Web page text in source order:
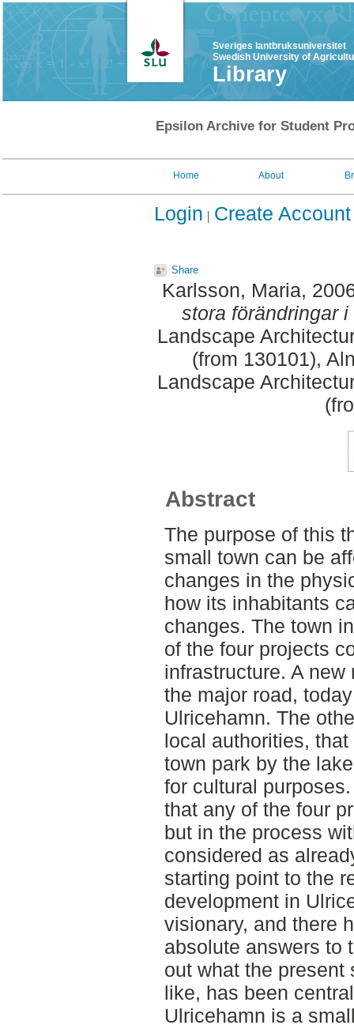
Sveriges lantbruksuniversitet
Swedish University of
Library
Epsilon Archive for Student
Home About
Login Create Account
Share
Karlsson, Maria,
stora förändringar
Landscape
(from 130101),
Landscape
Abstract
The purpose of this
small town can be
changes in the
how its inhabitants
changes. The town
of the four projects
infrastructure. A
the major road,
Ulricehamn. The
local authorities,
town park by the
for cultural
that any of the four
but in the process
considered as
starting point to the
development in
visionary, and there
absolute answers to
out what the
like, has been
Ulricehamn is a